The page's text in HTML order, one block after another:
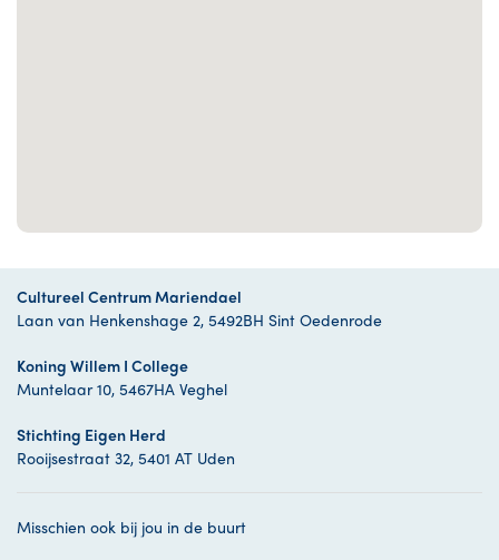
Cultureel Centrum Mariendael
Laan van Henkenshage 2, 5492BH Sint Oedenrode
Koning Willem I College
Muntelaar 10, 5467HA Veghel
Stichting Eigen Herd
Rooijsestraat 32, 5401 AT Uden
Misschien ook bij jou in de buurt